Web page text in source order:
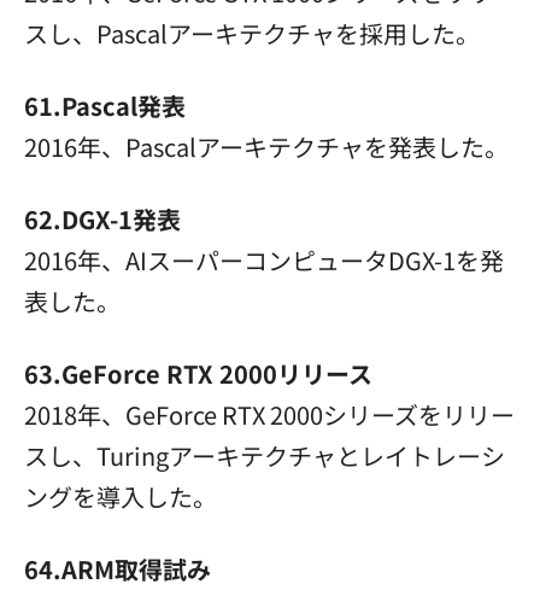
スし、Pascalアーキテクチャを採用した。
61.Pascal発表
2016年、Pascalアーキテクチャを発表した。
62.DGX-1発表
2016年、AIスーパーコンピュータDGX-1を発
表した。
63.GeForce RTX 2000リリース
2018年、GeForce RTX 2000シリーズをリリー
スし、Turingアーキテクチャとレイトレーシ
ングを導入した。
64.ARM取得試み